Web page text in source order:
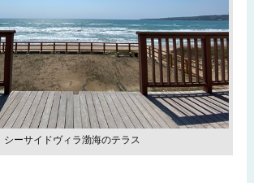
シーサイドヴィラ渤海のテラス